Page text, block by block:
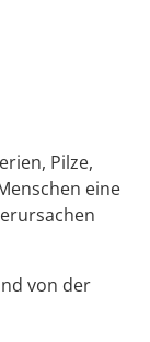
Pilze,
eine
von der